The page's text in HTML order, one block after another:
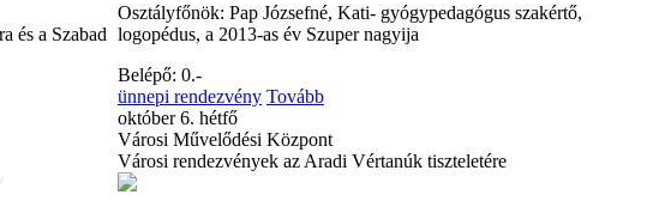
és a Szabad
Osztályfőnök: Pap Józsefné, Kati- gyógypedagógus szakértő,
logopédus, a 2013-as év Szuper nagyija
Belépő: 0.-
ünnepi rendezvény Tovább
október 6. hétfő
Városi Művelődési Központ
Városi rendezvények az Aradi Vértanúk tiszteletére